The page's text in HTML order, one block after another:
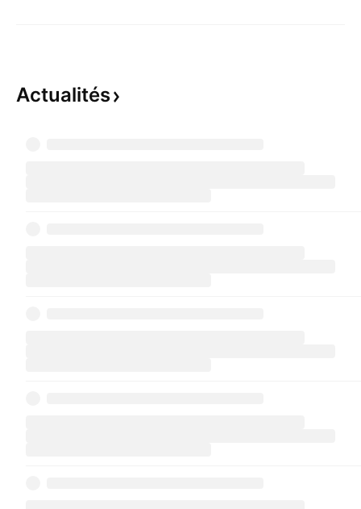
Actualités